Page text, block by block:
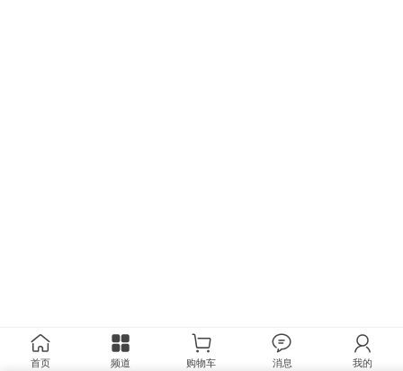
首页 频道 购物车 消息 我的